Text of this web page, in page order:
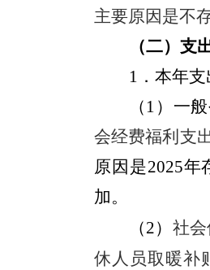
主要原因是不
（二）支
1．本年
（1）一
会经费福利支
原因是2025年
加。
（2） 社
休人员取暖补